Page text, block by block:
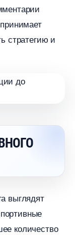
стратегию и
выглядят
количество